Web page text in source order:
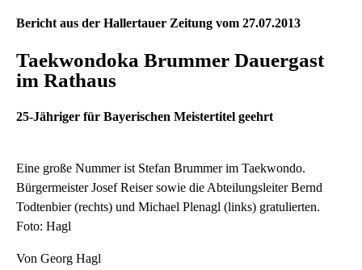
Bericht aus der Hallertauer Zeitung vom 27.07.2013
Taekwondoka Brummer Dauergast
im Rathaus
25-Jähriger für Bayerischen Meistertitel geehrt
Eine große Nummer ist Stefan Brummer im Taekwondo.
Bürgermeister Josef Reiser sowie die Abteilungsleiter Bernd
Todtenbier (rechts) und Michael Plenagl (links) gratulierten.
Foto: Hagl
Von Georg Hagl